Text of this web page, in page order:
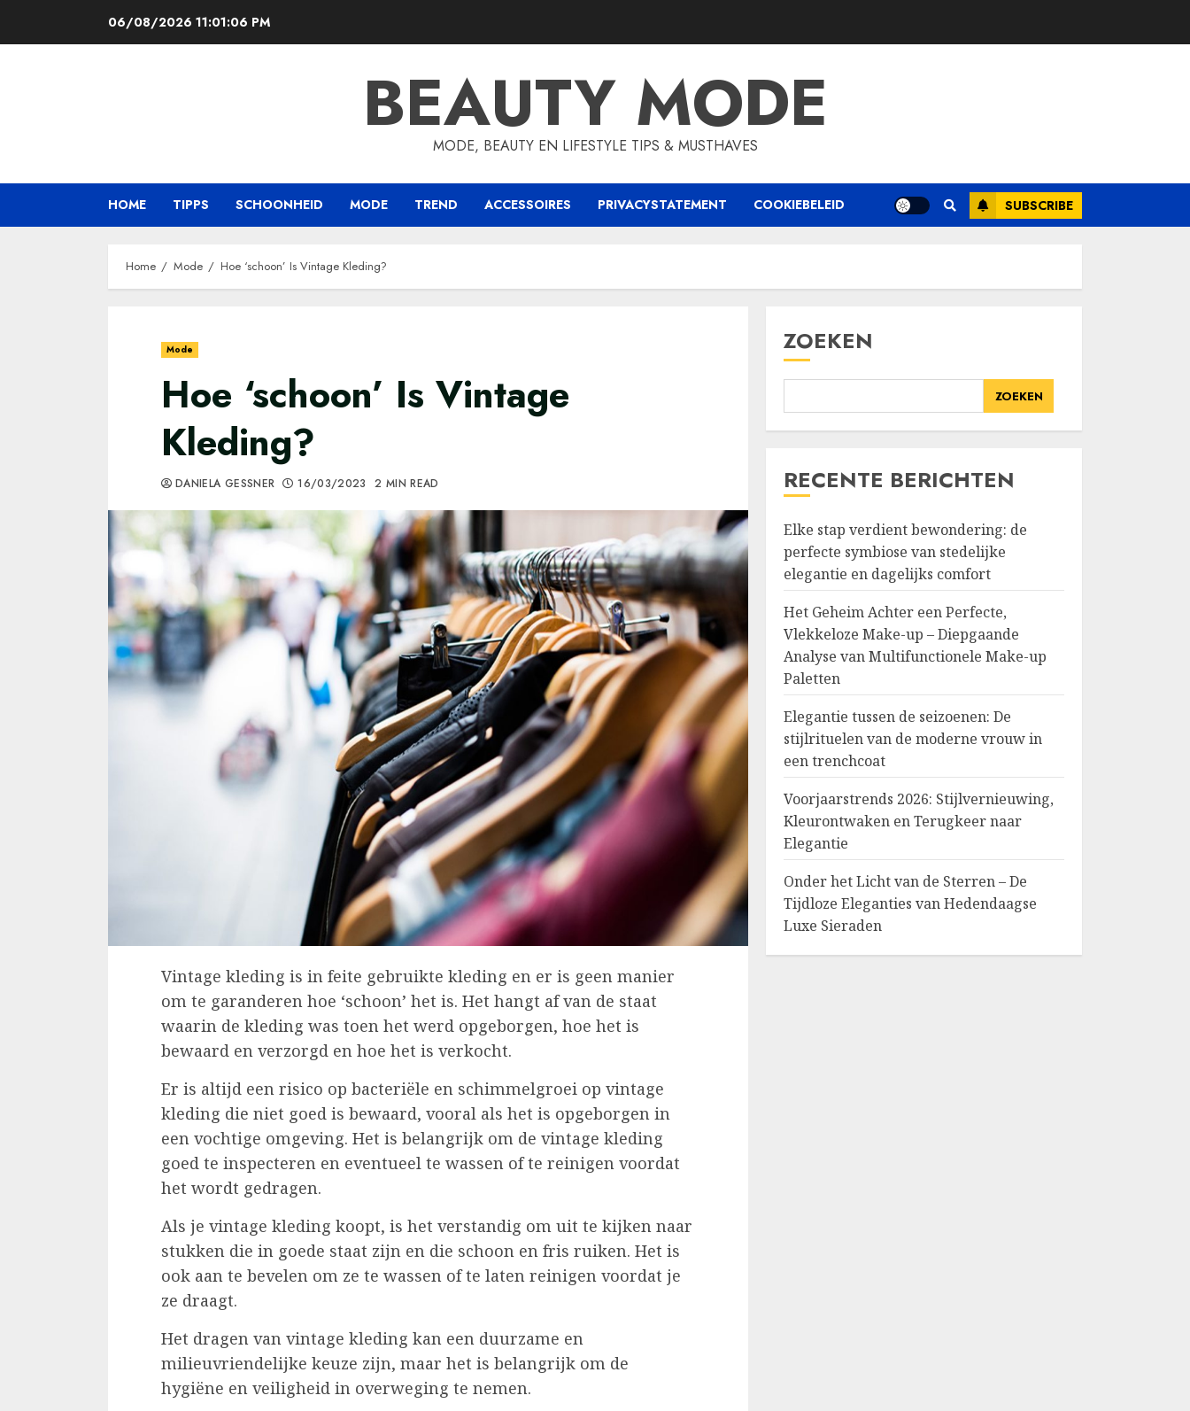
06/08/2026 11:01:07 PM
BEAUTY MODE
MODE, BEAUTY EN LIFESTYLE TIPS & MUSTHAVES
HOME TIPPS SCHOONHEID MODE TREND ACCESSOIRES PRIVACYSTATEMENT COOKIEBELEID SUBSCRIBE
Home Mode Hoe ‘schoon’ Is Vintage Kleding?
Mode
Hoe ‘schoon’ Is Vintage
Kleding?
DANIELA GESSNER 16/03/2023 2 MIN READ
Vintage kleding is in feite gebruikte kleding en er is geen manier
om te garanderen hoe ‘schoon’ het is. Het hangt af van de staat
waarin de kleding was toen het werd opgeborgen, hoe het is
bewaard en verzorgd en hoe het is verkocht.
Er is altijd een risico op bacteriële en schimmelgroei op vintage
kleding die niet goed is bewaard, vooral als het is opgeborgen in
een vochtige omgeving. Het is belangrijk om de vintage kleding
goed te inspecteren en eventueel te wassen of te reinigen voordat
het wordt gedragen.
Als je vintage kleding koopt, is het verstandig om uit te kijken naar
stukken die in goede staat zijn en die schoon en fris ruiken. Het is
ook aan te bevelen om ze te wassen of te laten reinigen voordat je
ze draagt.
Het dragen van vintage kleding kan een duurzame en
milieuvriendelijke keuze zijn, maar het is belangrijk om de
hygiëne en veiligheid in overweging te nemen.
ZOEKEN
ZOEKEN
RECENTE BERICHTEN
Elke stap verdient bewondering: de
perfecte symbiose van stedelijke
elegantie en dagelijks comfort
Het Geheim Achter een Perfecte,
Vlekkeloze Make-up – Diepgaande
Analyse van Multifunctionele Make-up
Paletten
Elegantie tussen de seizoenen: De
stijlrituelen van de moderne vrouw in
een trenchcoat
Voorjaarstrends 2026: Stijlvernieuwing,
Kleurontwaken en Terugkeer naar
Elegantie
Onder het Licht van de Sterren – De
Tijdloze Eleganties van Hedendaagse
Luxe Sieraden